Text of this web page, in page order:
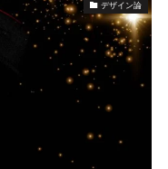
デザイン論